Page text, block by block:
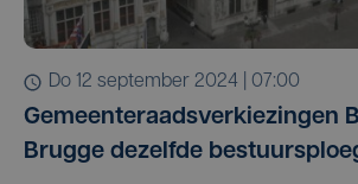
do 12 september 2024 | 07:00
Gemeenteraadsverkiezingen
Brugge dezelfde